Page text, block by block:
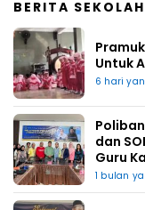
BERITA SEKOLAH
Untuk
6 hari
dan
Guru
1 bulan